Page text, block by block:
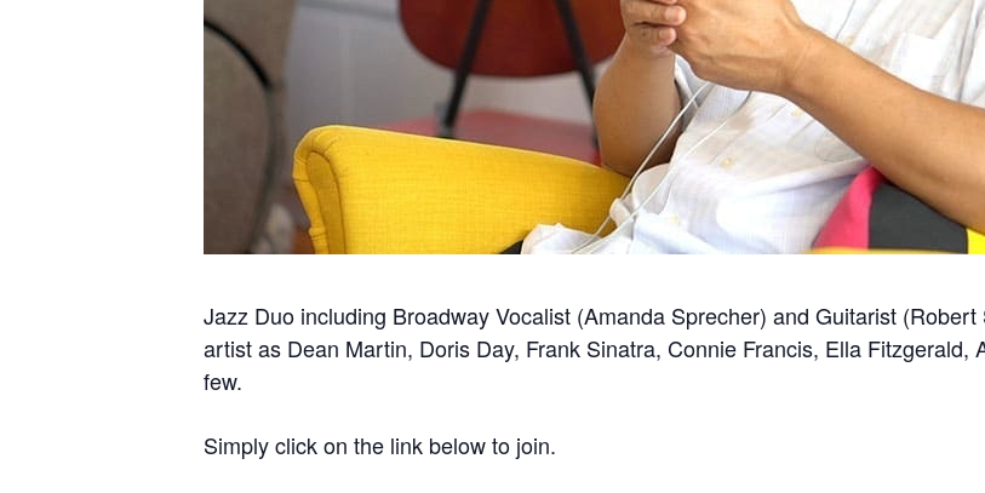
Jazz Duo including Broadway Vocalist (Amanda Sprecher) and Guitarist
artist as Dean Martin, Doris Day, Frank Sinatra, Connie Francis, Ella
few.
Simply click on the link below to join.